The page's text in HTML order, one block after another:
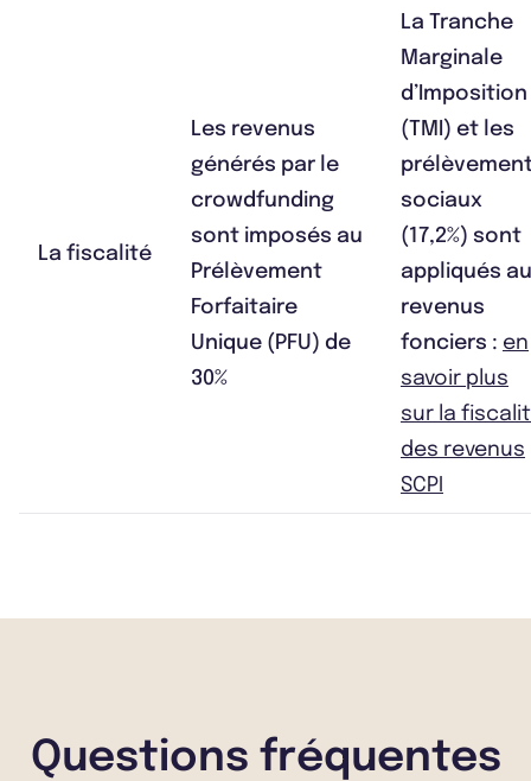
La fiscalité
Les revenus
générés par le
crowdfunding
sont imposés au
Prélèvement
Forfaitaire
Unique (PFU) de
30%
La Tranche
Marginale
d’Imposition
(TMI) et les
sociaux
(17,2%) sont
appliqués
revenus
fonciers : en
savoir plus
sur la
des revenus
SCPI
Questions fréquentes